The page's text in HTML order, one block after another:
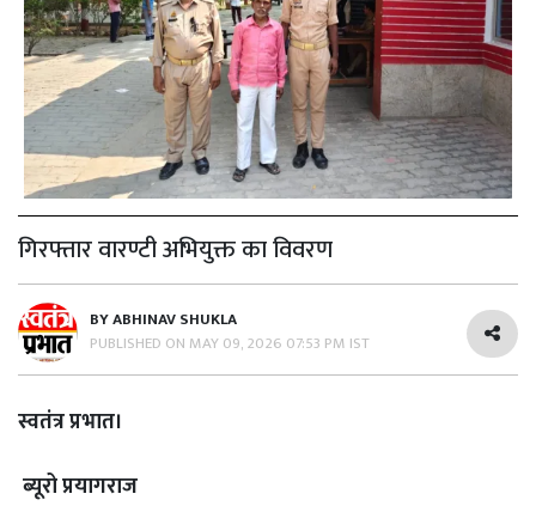
गिरफ्तार वारण्टी अभियुक्त का विवरण
BYABHINAV SHUKLA
PUBLISHED ON MAY 09, 2026 07:53 PM IST
स्वतंत्र प्रभात।
ब्यूरो प्रयागराज